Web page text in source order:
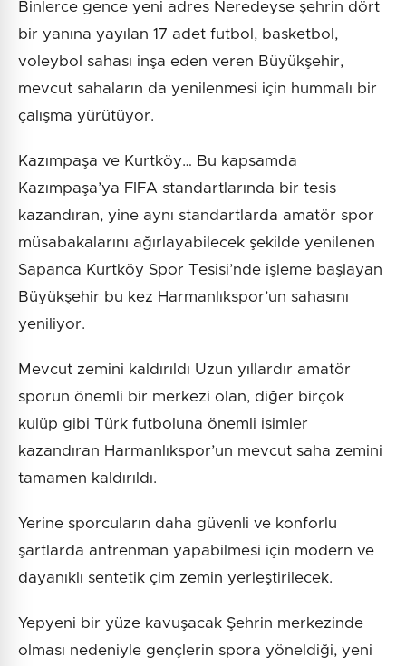
Binlerce gence yeni adres Neredeyse şehrin dört
bir yanına yayılan 17 adet futbol, basketbol,
voleybol sahası inşa eden veren Büyükşehir,
mevcut sahaların da yenilenmesi için hummalı bir
çalışma yürütüyor.
Kazımpaşa ve Kurtköy… Bu kapsamda
Kazımpaşa’ya FIFA standartlarında bir tesis
kazandıran, yine aynı standartlarda amatör spor
müsabakalarını ağırlayabilecek şekilde yenilenen
Sapanca Kurtköy Spor Tesisi’nde işleme başlayan
Büyükşehir bu kez Harmanlıkspor’un sahasını
yeniliyor.
Mevcut zemini kaldırıldı Uzun yıllardır amatör
sporun önemli bir merkezi olan, diğer birçok
kulüp gibi Türk futboluna önemli isimler
kazandıran Harmanlıkspor’un mevcut saha zemini
tamamen kaldırıldı.
Yerine sporcuların daha güvenli ve konforlu
şartlarda antrenman yapabilmesi için modern ve
dayanıklı sentetik çim zemin yerleştirilecek.
Yepyeni bir yüze kavuşacak Şehrin merkezinde
olması nedeniyle gençlerin spora yöneldiği, yeni